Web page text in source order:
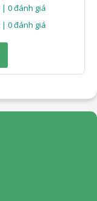
| 0 đánh giá
| 0 đánh giá